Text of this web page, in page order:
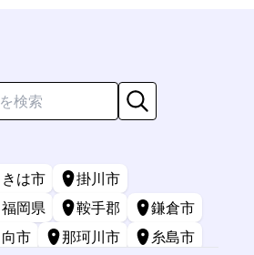
きは市
掛川市
福岡県 鞍手郡
鎌倉市
市 那珂川市
糸島市